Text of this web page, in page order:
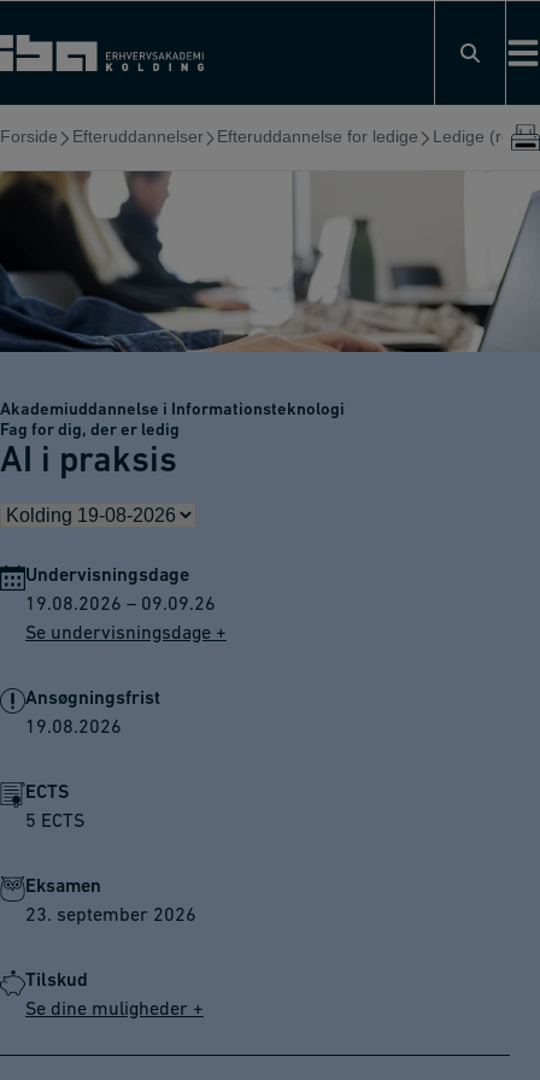
til
indholdet
Forside Efteruddannelser Efteruddannelse for ledige Ledige
Akademiuddannelse i Informationsteknologi
Fag for dig, der er ledig
AI i praksis
Undervisningsdage
19.08.2026 – 09.09.26
Se undervisningsdage +
Ansøgningsfrist
19.08.2026
ECTS
5 ECTS
Eksamen
23. september 2026
Tilskud
Se dine muligheder +